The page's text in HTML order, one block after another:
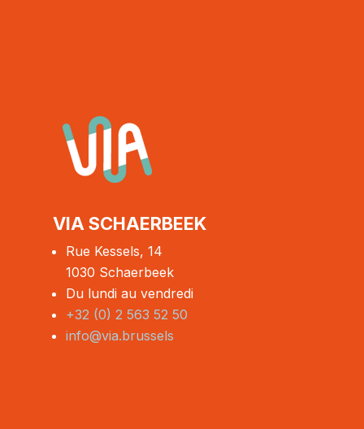
VIA SCHAERBEEK
Rue Kessels, 14
1030 Schaerbeek
Du lundi au vendredi
+32 (0) 2 563 52 50
info@via.brussels